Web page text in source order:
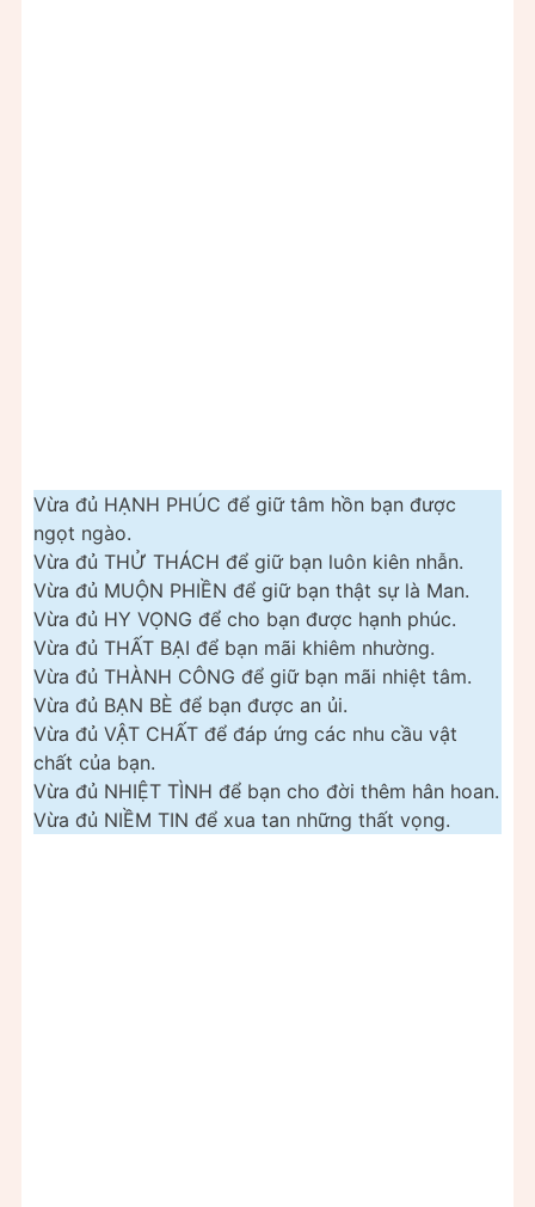
Vừa đủ HẠNH PHÚC để giữ tâm hồn bạn được
ngọt ngào.
Vừa đủ THỬ THÁCH để giữ bạn luôn kiên nhẫn.
Vừa đủ MUỘN PHIỀN để giữ bạn thật sự là Man.
Vừa đủ HY VỌNG để cho bạn được hạnh phúc.
Vừa đủ THẤT BẠI để bạn mãi khiêm nhường.
Vừa đủ THÀNH CÔNG để giữ bạn mãi nhiệt tâm.
Vừa đủ BẠN BÈ để bạn được an ủi.
Vừa đủ VẬT CHẤT để đáp ứng các nhu cầu vật
chất của bạn.
Vừa đủ NHIỆT TÌNH để bạn cho đời thêm hân hoan.
Vừa đủ NIỀM TIN để xua tan những thất vọng.